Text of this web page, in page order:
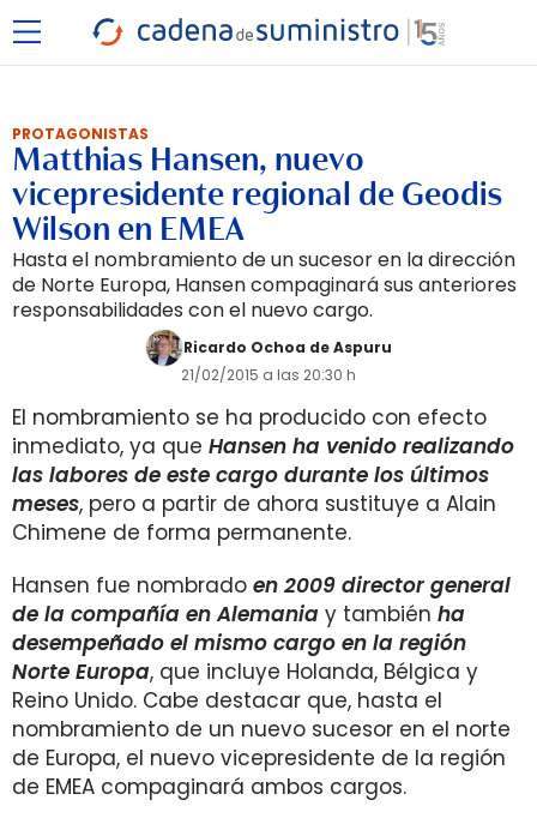
PROTAGONISTAS
Matthias Hansen, nuevo
vicepresidente regional de Geodis
Wilson en EMEA
Hasta el nombramiento de un sucesor en la dirección
de Norte Europa, Hansen compaginará sus anteriores
responsabilidades con el nuevo cargo.
Ricardo Ochoa de Aspuru
21/02/2015 a las 20:30 h
El nombramiento se ha producido con efecto
inmediato, ya que Hansen ha venido realizando
las labores de este cargo durante los últimos
meses, pero a partir de ahora sustituye a Alain
Chimene de forma permanente.
Hansen fue nombrado en 2009 director general
de la compañía en Alemania y también ha
desempeñado el mismo cargo en la región
Norte Europa, que incluye Holanda, Bélgica y
Reino Unido. Cabe destacar que, hasta el
nombramiento de un nuevo sucesor en el norte
de Europa, el nuevo vicepresidente de la región
de EMEA compaginará ambos cargos.